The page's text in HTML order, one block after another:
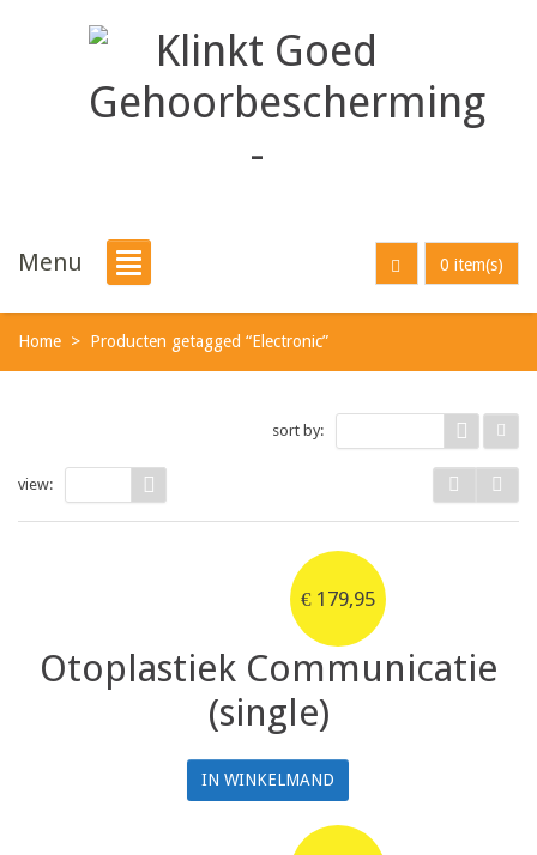
Menu 0 item(s)
Home > Producten getagged “Electronic”
sort by:
view:
€ 179,95
Otoplastiek Communicatie
(single)
IN WINKELMAND